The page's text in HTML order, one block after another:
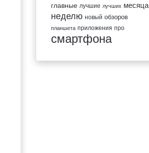
главные лучшие лучших месяца
неделю новый обзоров
планшета приложения про
смартфона